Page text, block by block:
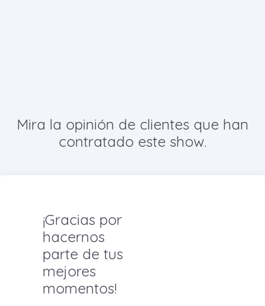
Mira la opinión de clientes que han
contratado este show.
¡Gracias por
hacernos
parte de tus
mejores
momentos!